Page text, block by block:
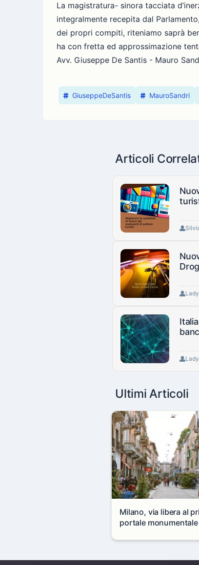
La magistratura- sinora tacciata
integralmente recepita dal
dei propri compiti, riteniamo saprà
ha con fretta ed approssimazione
Avv. Giuseppe De Santis - Mauro
GiuseppeDeSantis MauroSandri
Articoli
Ultimi Articoli
Milano, via libera al
portale monumentale